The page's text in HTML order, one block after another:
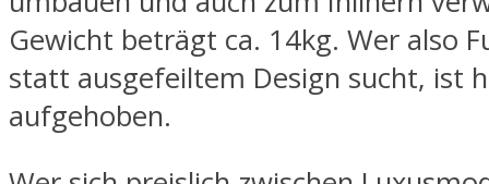
Gewicht beträgt ca. 14kg. Wer also
statt ausgefeiltem Design sucht, ist
aufgehoben.